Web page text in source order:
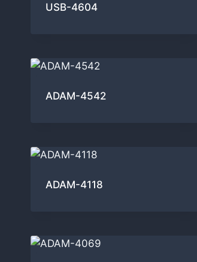
USB-4604
ADAM-4542
ADAM-4118